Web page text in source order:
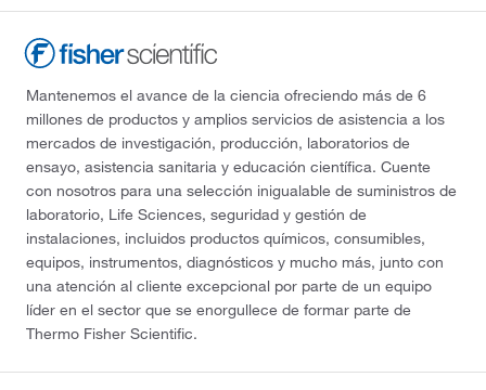
Mantenemos el avance de la ciencia ofreciendo más de 6
millones de productos y amplios servicios de asistencia a los
mercados de investigación, producción, laboratorios de
ensayo, asistencia sanitaria y educación científica. Cuente
con nosotros para una selección inigualable de suministros de
laboratorio, Life Sciences, seguridad y gestión de
instalaciones, incluidos productos químicos, consumibles,
equipos, instrumentos, diagnósticos y mucho más, junto con
una atención al cliente excepcional por parte de un equipo
líder en el sector que se enorgullece de formar parte de
Thermo Fisher Scientific.